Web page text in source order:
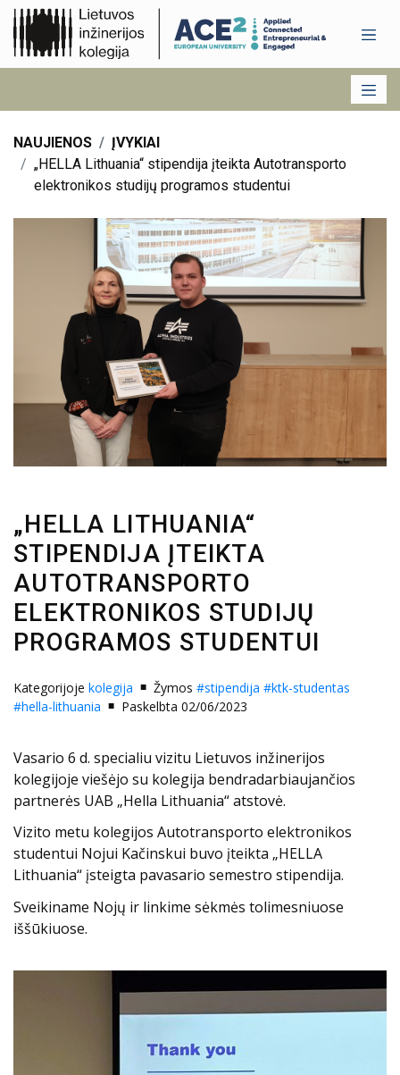
NAUJIENOS
ĮVYKIAI
„HELLA Lithuania“ stipendija įteikta Autotransporto
elektronikos studijų programos studentui
„HELLA LITHUANIA“
STIPENDIJA ĮTEIKTA
AUTOTRANSPORTO
ELEKTRONIKOS STUDIJŲ
PROGRAMOS STUDENTUI
Kategorijoje kolegija Žymos #stipendija #ktk-studentas
#hella-lithuania
Paskelbta 02/06/2023
Vasario 6 d. specialiu vizitu Lietuvos inžinerijos
kolegijoje viešėjo su kolegija bendradarbiaujančios
partnerės UAB „Hella Lithuania“ atstovė.
Vizito metu kolegijos Autotransporto elektronikos
studentui Nojui Kačinskui buvo įteikta „HELLA
Lithuania“ įsteigta pavasario semestro stipendija.
Sveikiname Nojų ir linkime sėkmės tolimesniuose
iššūkiuose.